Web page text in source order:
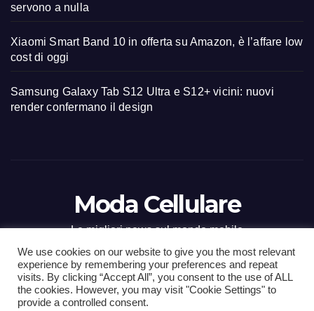
servono a nulla
Xiaomi Smart Band 10 in offerta su Amazon, è l’affare low
cost di oggi
Samsung Galaxy Tab S12 Ultra e S12+ vicini: nuovi
render confermano il design
Moda Cellulare
Le migliori news sul mondo mobile
Proudly powered by WordPress| Tema: Newsup diThemeansar
We use cookies on our website to give you the most relevant
experience by remembering your preferences and repeat
visits. By clicking “Accept All”, you consent to the use of ALL
the cookies. However, you may visit "Cookie Settings" to
provide a controlled consent.